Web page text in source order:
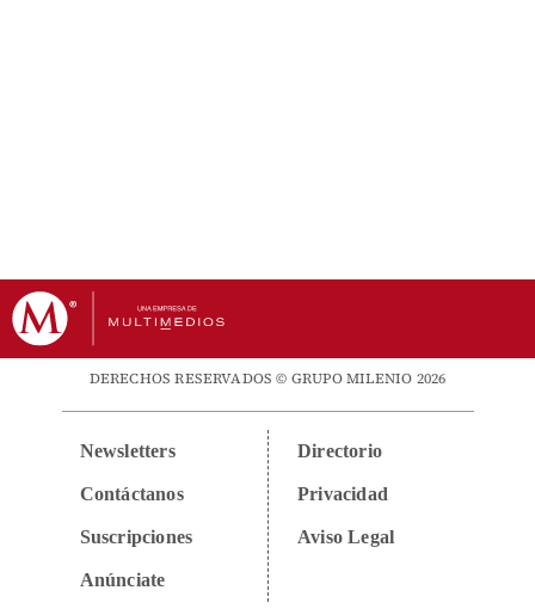
DERECHOS RESERVADOS © GRUPO MILENIO 2026
Newsletters
Contáctanos
Suscripciones
Anúnciate
Directorio
Privacidad
Aviso Legal